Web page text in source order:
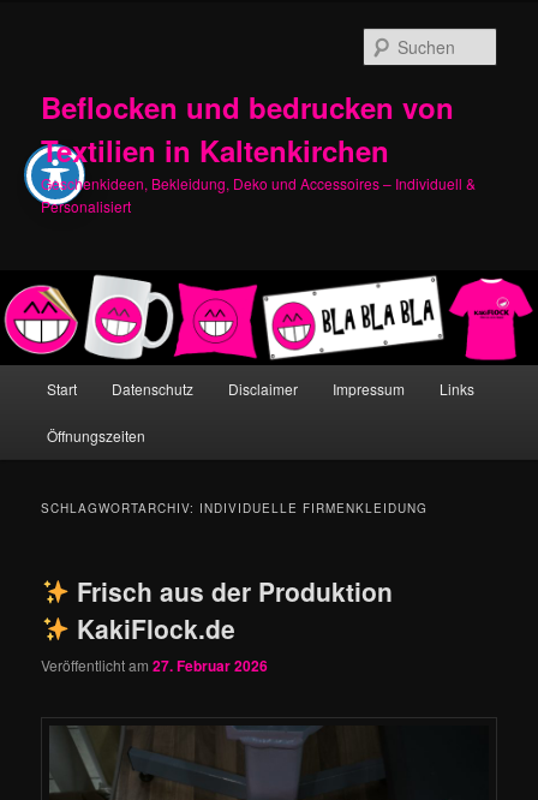
Beflocken und bedrucken von
Textilien in Kaltenkirchen
Geschenkideen, Bekleidung, Deko und Accessoires – Individuell &
Personalisiert
Start Datenschutz Disclaimer Impressum Links
Öffnungszeiten
SCHLAGWORTARCHIV: INDIVIDUELLE FIRMENKLEIDUNG
Frisch aus der Produktion
KakiFlock.de
Veröffentlicht am27. Februar 2026